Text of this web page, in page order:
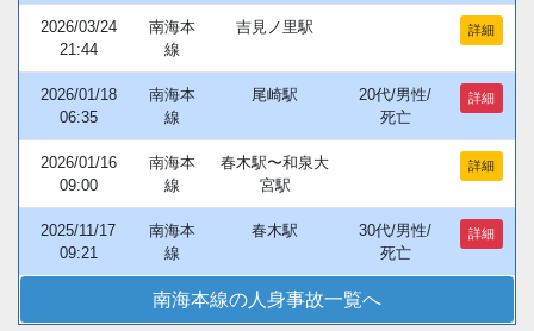
2026/03/24
21:44
南海本
線
吉見ノ里駅 詳細
2026/01/18
06:35
南海本
線
尾崎駅
20代/男性/
死亡
詳細
2026/01/16
09:00
南海本
線
春木駅〜和泉大
宮駅
詳細
2025/11/17
09:21
南海本
線
春木駅
30代/男性/
死亡
詳細
南海本線の人身事故一覧へ